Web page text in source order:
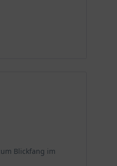
Blickfang im